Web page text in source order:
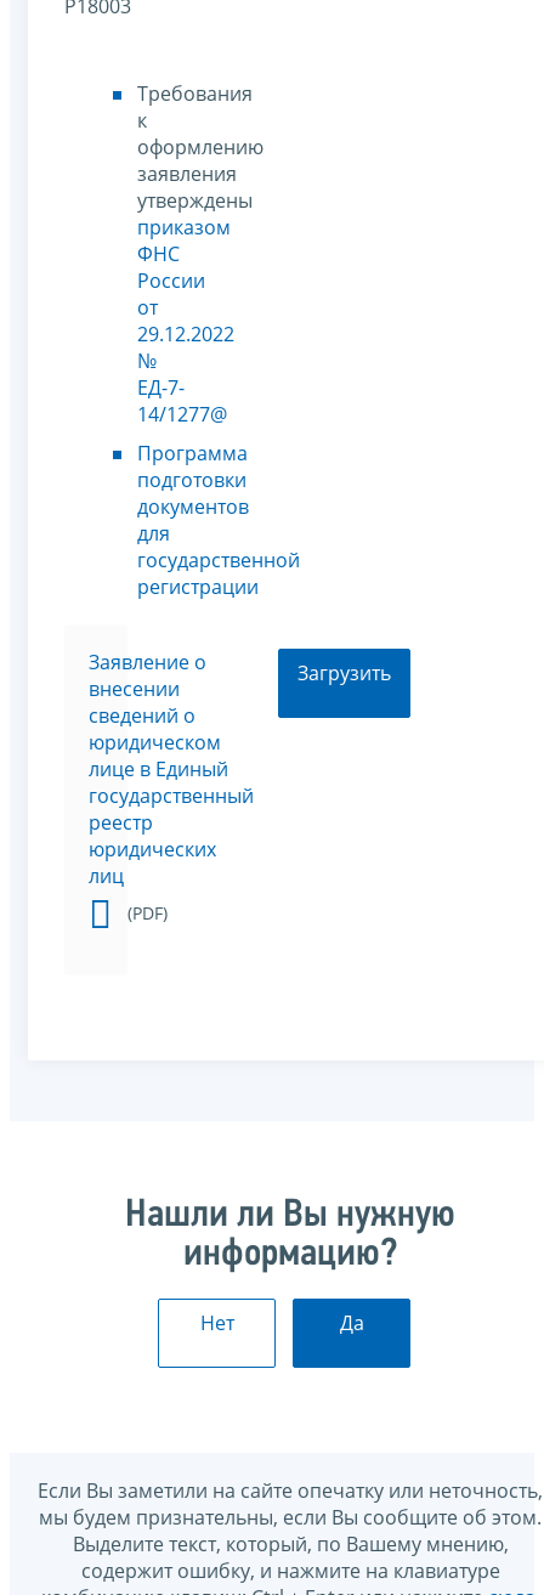
Р18003
Требования
к
оформлению
заявления
утверждены
приказом
ФНС
России
от
29.12.2022
№
ЕД-7-
14/1277@
Программа
подготовки
документов
для
государственной
регистрации
Заявление о
внесении
сведений о
юридическом
лице в Единый
государственный
реестр
юридических
лиц
(PDF)
Загрузить
Нашли ли Вы нужную
информацию?
Нет Да
Если Вы заметили на сайте опечатку или неточность,
мы будем признательны, если Вы сообщите об этом.
Выделите текст, который, по Вашему мнению,
содержит ошибку, и нажмите на клавиатуре